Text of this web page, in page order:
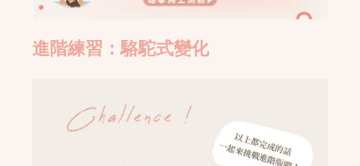
進階練習：駱駝式變化